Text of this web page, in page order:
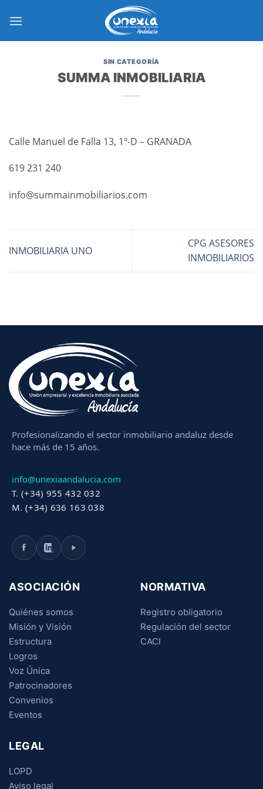
SIN CATEGORÍA
SUMMA INMOBILIARIA
Calle Manuel de Falla 13, 1º-D – GRANADA
619 231 240
info@summainmobiliarios.com
INMOBILIARIA UNO
CPG ASESORES
INMOBILIARIOS
Profesionalizando el sector inmobiliario andaluz desde
hace más de 15 años.
info@unexiaandalucia.com
T. (+34) 955 432 032
M. (+34) 636 163 038
ASOCIACIÓN
Quiénes somos
Misión y Visión
Estructura
Logros
Voz Única
Patrocinadores
Convenios
Eventos
NORMATIVA
Registro obligatorio
Regulación del sector
CACI
LEGAL
LOPD
Aviso legal